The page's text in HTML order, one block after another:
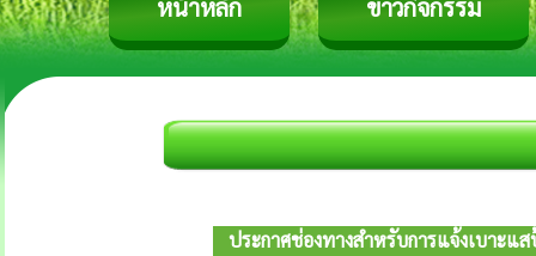
หน้าหลัก ข่าวกิจกรรม
ประกาศช่องทางสำหรับการแจ้งเบาะ